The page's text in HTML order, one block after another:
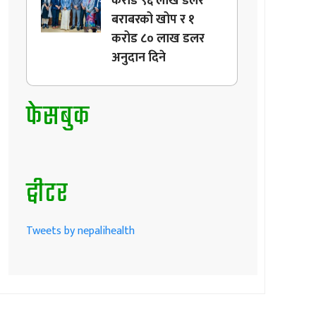
बराबरको खोप र १
करोड ८० लाख डलर
अनुदान दिने
फेसबुक
ट्वीटर
Tweets by nepalihealth